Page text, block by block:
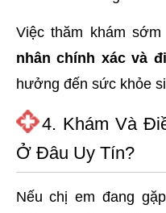
Việc thăm khám
nhân chính xác và
hưởng đến sức khỏe
4. Khám Và
Ở Đâu Uy Tín?
Nếu chị em đang